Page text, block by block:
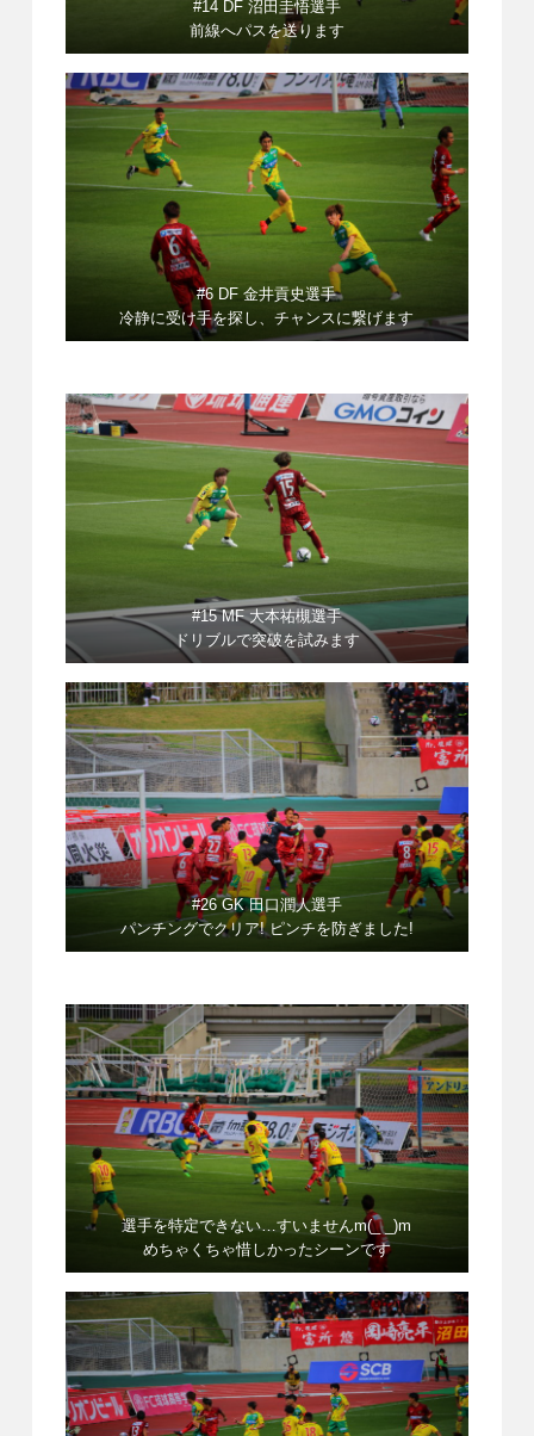
#14 DF 沼田圭悟選手
前線へパスを送ります
#6 DF 金井貢史選手
冷静に受け手を探し、チャンスに繋げます
#15 MF 大本祐槻選手
ドリブルで突破を試みます
#26 GK 田口潤人選手
パンチングでクリア! ピンチを防ぎました!
選手を特定できない…すいませんm(_ _)m
めちゃくちゃ惜しかったシーンです